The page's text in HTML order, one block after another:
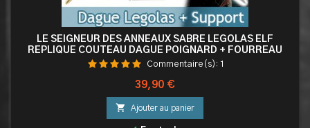
LE SEIGNEUR DES ANNEAUX SABRE LEGOLAS ELF
REPLIQUE COUTEAU DAGUE POIGNARD + FOURREAU
DECORATION
Commentaire(s): 1
Prix
39,90 €
 Ajouter au panier